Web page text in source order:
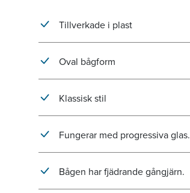
Tillverkade i plast
Oval bågform
Klassisk stil
Fungerar med progressiva glas.
Bågen har fjädrande gångjärn.